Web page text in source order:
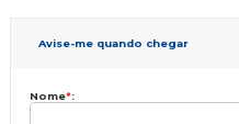
Avise-me quando chegar
Nome*: